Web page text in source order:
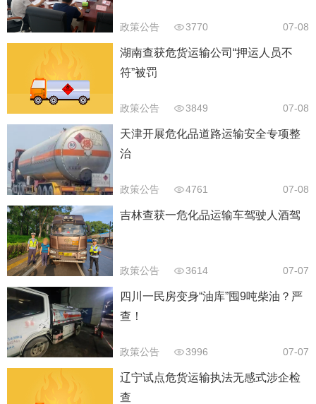
政策公告 3770 07-08
湖南查获危货运输公司“押运人员不
符”被罚
政策公告 3849 07-08
天津开展危化品道路运输安全专项整
治
政策公告 4761 07-08
吉林查获一危化品运输车驾驶人酒驾
政策公告 3614 07-07
四川一民房变身“油库”囤9吨柴油？严
查！
政策公告 3996 07-07
辽宁试点危货运输执法无感式涉企检
查